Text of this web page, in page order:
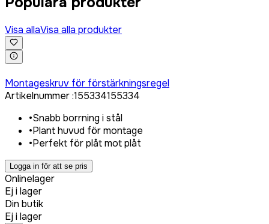
Visa allaVisa alla produkter
Montageskruv för förstärkningsregel
Artikelnummer:155334155334
•Snabb borrning i stål
•Plant huvud för montage
•Perfekt för plåt mot plåt
Logga in för att se pris
Onlinelager
Ej i lager
Din butik
Ej i lager